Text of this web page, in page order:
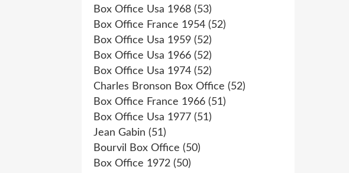
Box Office Usa 1968 (53)
Box Office France 1954 (52)
Box Office Usa 1959 (52)
Box Office Usa 1966 (52)
Box Office Usa 1974 (52)
Charles Bronson Box Office (52)
Box Office France 1966 (51)
Box Office Usa 1977 (51)
Jean Gabin (51)
Bourvil Box Office (50)
Box Office 1972 (50)